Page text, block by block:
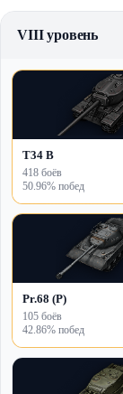
VIII уровень
T34 B
418 боёв
50.96% побед
Pr.68 (P)
105 боёв
42.86% побед